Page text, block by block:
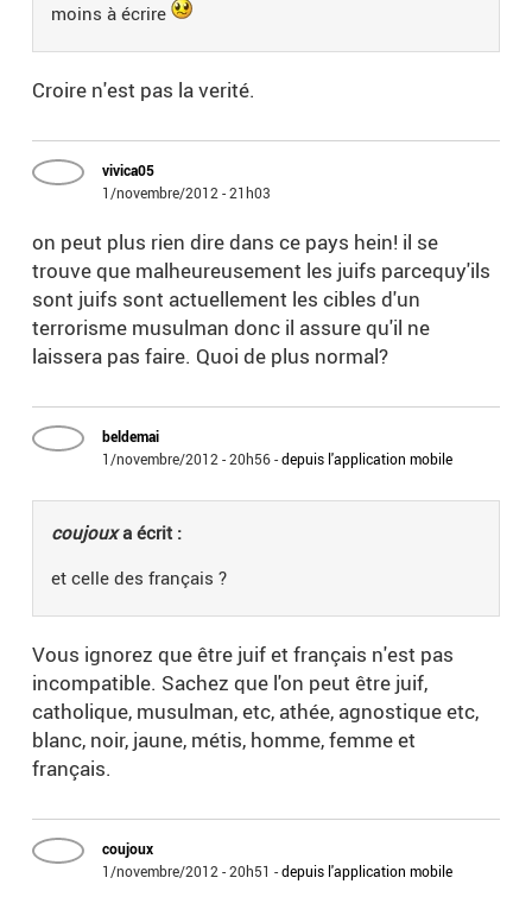
moins à écrire
Croire n'est pas la verité.
vivica05
1/novembre/2012 - 21h03
on peut plus rien dire dans ce pays hein! il se
trouve que malheureusement les juifs parcequy'ils
sont juifs sont actuellement les cibles d'un
terrorisme musulman donc il assure qu'il ne
laissera pas faire. Quoi de plus normal?
beldemai
1/novembre/2012 - 20h56-depuis l'application mobile
coujouxa écrit :
et celle des français ?
Vous ignorez que être juif et français n'est pas
incompatible. Sachez que l'on peut être juif,
catholique, musulman, etc, athée, agnostique etc,
blanc, noir, jaune, métis, homme, femme et
français.
coujoux
1/novembre/2012 - 20h51 -depuis l'application mobile